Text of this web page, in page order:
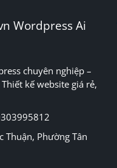
Wordpress Ai
chuyên nghiệp –
kế website giá rẻ,
Phường Tân